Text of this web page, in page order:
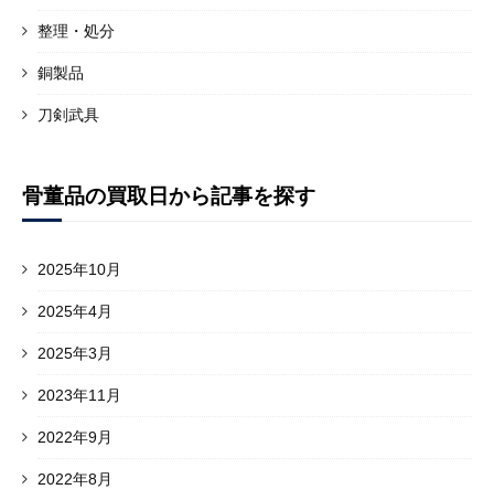
整理・処分
銅製品
刀剣武具
骨董品の買取日から記事を探す
2025年10月
2025年4月
2025年3月
2023年11月
2022年9月
2022年8月